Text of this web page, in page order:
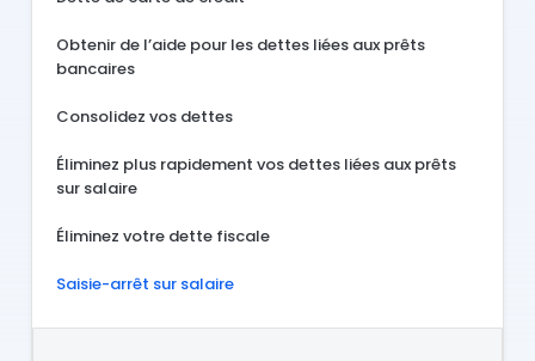
Obtenir de l’aide pour les dettes liées aux prêts
bancaires
Consolidez vos dettes
Éliminez plus rapidement vos dettes liées aux prêts
sur salaire
Éliminez votre dette fiscale
Saisie-arrêt sur salaire